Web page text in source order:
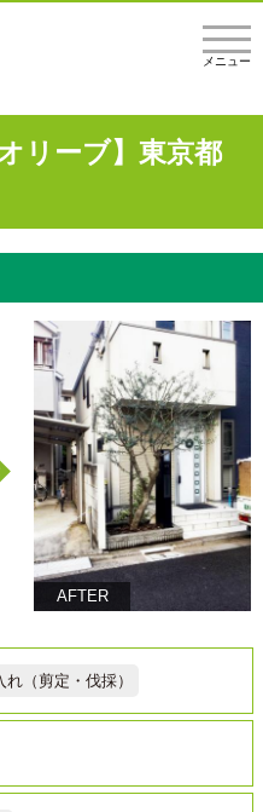
メニュー
リーブ】東京都
AFTER
（剪定・伐採）